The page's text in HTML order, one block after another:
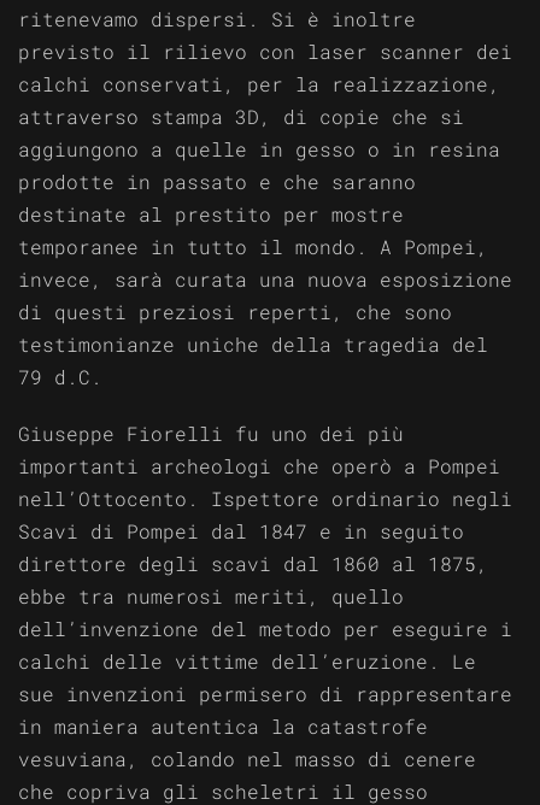
ritenevamo dispersi. Si è inoltre
previsto il rilievo con laser scanner dei
calchi conservati, per la realizzazione,
attraverso stampa 3D, di copie che si
aggiungono a quelle in gesso o in resina
prodotte in passato e che saranno
destinate al prestito per mostre
temporanee in tutto il mondo. A Pompei,
invece, sarà curata una nuova esposizione
di questi preziosi reperti, che sono
testimonianze uniche della tragedia del
79 d.C.
Giuseppe Fiorelli fu uno dei più
importanti archeologi che operò a Pompei
nell’Ottocento. Ispettore ordinario negli
Scavi di Pompei dal 1847 e in seguito
direttore degli scavi dal 1860 al 1875,
ebbe tra numerosi meriti, quello
dell’invenzione del metodo per eseguire i
calchi delle vittime dell’eruzione. Le
sue invenzioni permisero di rappresentare
in maniera autentica la catastrofe
vesuviana, colando nel masso di cenere
che copriva gli scheletri il gesso